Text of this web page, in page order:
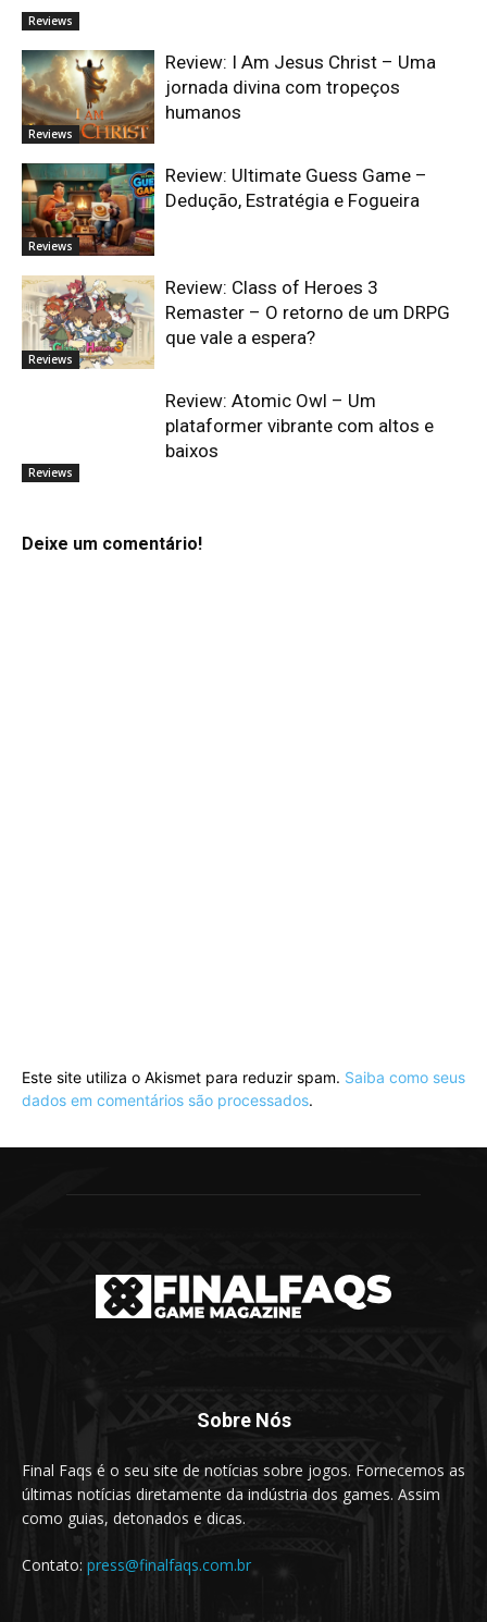
Reviews
Reviews
Review: I Am Jesus Christ – Uma
jornada divina com tropeços
humanos
Reviews
Review: Ultimate Guess Game –
Dedução, Estratégia e Fogueira
Reviews
Review: Class of Heroes 3
Remaster – O retorno de um DRPG
que vale a espera?
Reviews
Review: Atomic Owl – Um
plataformer vibrante com altos e
baixos
Deixe um comentário!
Este site utiliza o Akismet para reduzir spam. Saiba como seus
dados em comentários são processados.
Sobre Nós
Final Faqs é o seu site de notícias sobre jogos. Fornecemos as
últimas notícias diretamente da indústria dos games. Assim
como guias, detonados e dicas.
Contato: press@finalfaqs.com.br